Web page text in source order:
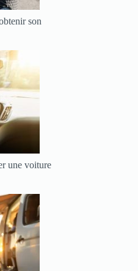
son
une voiture